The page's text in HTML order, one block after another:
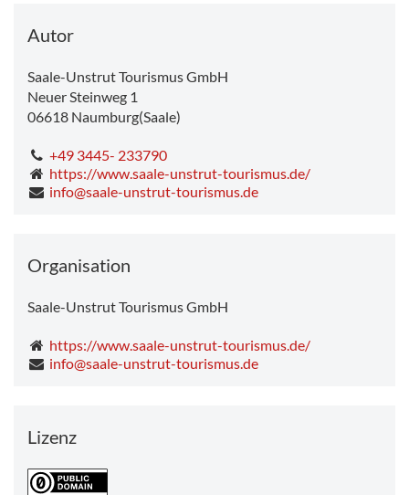
Autor
Saale-Unstrut Tourismus GmbH
Neuer Steinweg 1
06618 Naumburg(Saale)
+49 3445- 233790
https://www.saale-unstrut-tourismus.de/
info@saale-unstrut-tourismus.de
Organisation
Saale-Unstrut Tourismus GmbH
https://www.saale-unstrut-tourismus.de/
info@saale-unstrut-tourismus.de
Lizenz